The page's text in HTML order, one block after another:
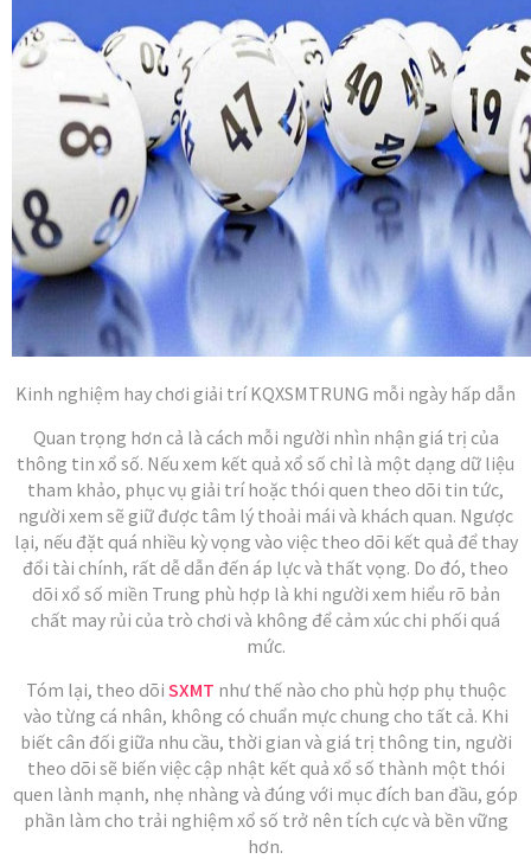
Kinh nghiệm hay chơi giải trí KQXSMTRUNG mỗi ngày hấp dẫn
Quan trọng hơn cả là cách mỗi người nhìn nhận giá trị của
thông tin xổ số. Nếu xem kết quả xổ số chỉ là một dạng dữ liệu
tham khảo, phục vụ giải trí hoặc thói quen theo dõi tin tức,
người xem sẽ giữ được tâm lý thoải mái và khách quan. Ngược
lại, nếu đặt quá nhiều kỳ vọng vào việc theo dõi kết quả để thay
đổi tài chính, rất dễ dẫn đến áp lực và thất vọng. Do đó, theo
dõi xổ số miền Trung phù hợp là khi người xem hiểu rõ bản
chất may rủi của trò chơi và không để cảm xúc chi phối quá
mức.
Tóm lại, theo dõiSXMT như thế nào cho phù hợp phụ thuộc
vào từng cá nhân, không có chuẩn mực chung cho tất cả. Khi
biết cân đối giữa nhu cầu, thời gian và giá trị thông tin, người
theo dõi sẽ biến việc cập nhật kết quả xổ số thành một thói
quen lành mạnh, nhẹ nhàng và đúng với mục đích ban đầu, góp
phần làm cho trải nghiệm xổ số trở nên tích cực và bền vững
hơn.